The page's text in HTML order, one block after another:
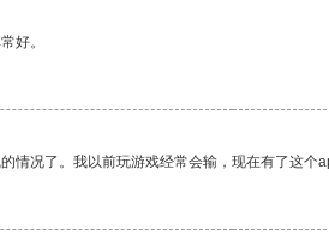
好。
况了。我以前玩游戏经常会输，现在有了这个